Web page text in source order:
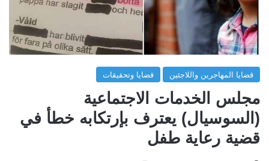
قضايا المهاجرين واللاجئين قضايا وتحقيقات
مجلس الخدمات الاجتماعية
(السوسيال) يعترف بإرتكابه خطأ في
قضية رعاية طفل